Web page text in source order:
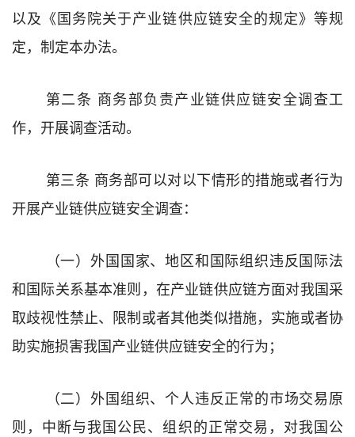
以及 《国务院关于产业链供应链安全的规定》等规
定，制定本办法。
第二条 商务部负责产业链供应链安全调查工
作，开展调查活动。
第三条 商务部可以对以下情形的措施或者行为
开展产业链供应链安全调查：
（一）外国国家、地区和国际组织违反国际法
和国际关系基本准则，在产业链供应链方面对我国采
取歧视性禁止、限制或者其他类似措施，实施或者协
助实施损害我国产业链供应链安全的行为；
（二）外国组织、个人违反正常的市场交易原
则，中断与我国公民、组织的正常交易，对我国公